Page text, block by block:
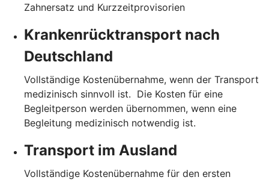
Zahnersatz und Kurzzeitprovisorien
Krankenrücktransport nach
Deutschland
Vollständige Kostenübernahme, wenn der Transport
medizinisch sinnvoll ist. Die Kosten für eine
Begleitperson werden übernommen, wenn eine
Begleitung medizinisch notwendig ist.
Transport im Ausland
Vollständige Kostenübernahme für den ersten